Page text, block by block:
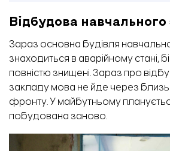
Відбудова
Зараз основна будівля
знаходиться в аварійному стані,
повністю знищені. Зараз про
закладу мова не йде через
фронту. У майбутньому
побудована заново.